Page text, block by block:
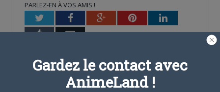
fenêtre) fenêtre) nouvelle
fenêtre)
PARLEZ-EN À VOS AMIS !
TwitterFacebookGoogle+PinterestLinkedIn
Tumblr Email
A PROPOS DE L'AUTEUR
BRUNO DE LA CRUZ
Gardez le contact avec
AnimeLand !